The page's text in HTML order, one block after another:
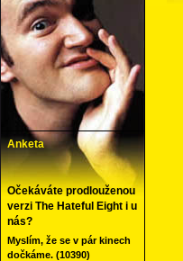
Anketa
Očekáváte prodlouženou
verzi The Hateful Eight i u
nás?
Myslím, že se v pár kinech
dočkáme. (10390)